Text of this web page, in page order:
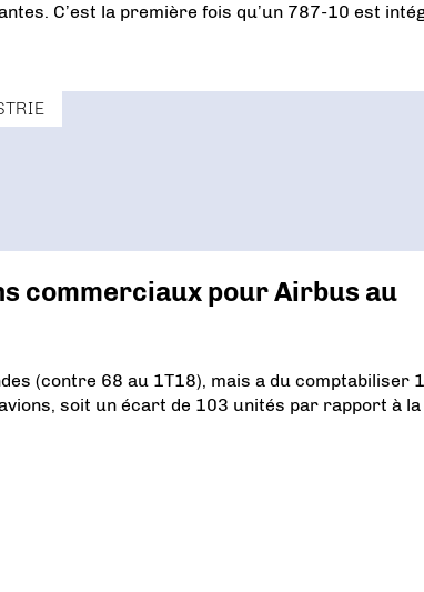
C’est la première fois qu’un 787-10 est
commerciaux pour Airbus au
(contre 68 au 1T18), mais a du comptabiliser
soit un écart de 103 unités par rapport à la